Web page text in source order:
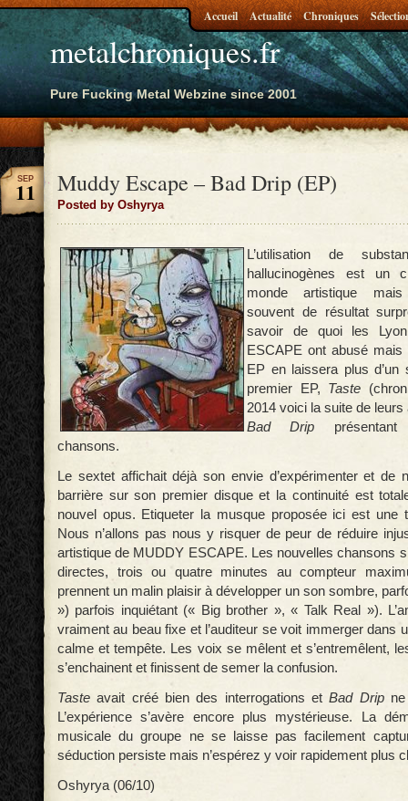
metalchroniques.fr
Pure Fucking Metal Webzine since 2001
Accueil Actualité Chroniques
Muddy Escape – Bad Drip (EP)
Posted by Oshyrya
SEP
11
L’utilisation de
hallucinogènes est un
monde artistique
souvent de résultat
savoir de quoi les
ESCAPE ont abusé
EP en laissera plus d’un
premier EP, Taste
2014 voici la suite de
Bad Drip présentant
chansons.
Le sextet affichait déjà son envie d’expérimenter et de
barrière sur son premier disque et la continuité est
nouvel opus. Etiqueter la musque proposée ici est une
Nous n’allons pas nous y risquer de peur de réduire
artistique de MUDDY ESCAPE. Les nouvelles chansons
directes, trois ou quatre minutes au compteur
prennent un malin plaisir à développer un son sombre,
») parfois inquiétant (« Big brother », « Talk Real »).
vraiment au beau fixe et l’auditeur se voit immerger dans
calme et tempête. Les voix se mêlent et s’entremêlent,
s’enchainent et finissent de semer la confusion.
Taste avait créé bien des interrogations etBad Dripne
L’expérience s’avère encore plus mystérieuse. La
musicale du groupe ne se laisse pas facilement
séduction persiste mais n’espérez y voir rapidement plus
Oshyrya (06/10)